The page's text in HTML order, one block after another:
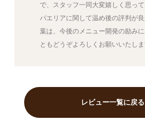
で、スタッフ一同大変嬉しく思っ
パエリアに関して温め後の評判が
葉は、今後のメニュー開発の励み
ともどうぞよろしくお願いいたしま
レビュー一覧に戻る